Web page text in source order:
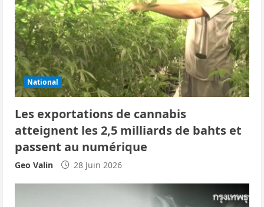
d
’
a
r
t
i
c
National
Les exportations de cannabis
atteignent les 2,5 milliards de bahts et
passent au numérique
Geo Valin 28 Juin 2026